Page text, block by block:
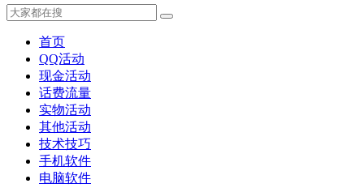
首页
QQ活动
现金活动
话费流量
实物活动
其他活动
技术技巧
手机软件
电脑软件